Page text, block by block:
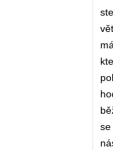
se